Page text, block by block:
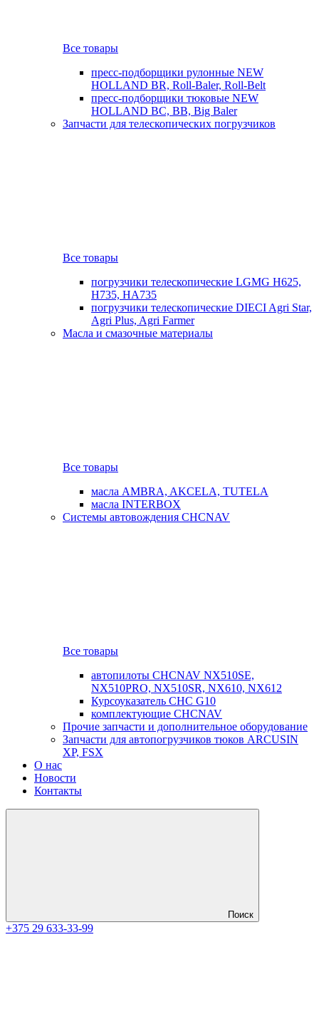
Все товары
пресс-подборщики рулонные NEW
HOLLAND BR, Roll-Baler, Roll-Belt
пресс-подборщики тюковые NEW
HOLLAND BC, BB, Big Baler
Запчасти для телескопических погрузчиков
Все товары
погрузчики телескопические LGMG H625,
H735, HA735
погрузчики телескопические DIECI Agri Star,
Agri Plus, Agri Farmer
Масла и смазочные материалы
Все товары
масла AMBRA, AKCELA, TUTELA
масла INTERBOX
Системы автовождения CHCNAV
Все товары
автопилоты CHCNAV NX510SE,
NX510PRO, NX510SR, NX610, NX612
Курсоуказатель CHC G10
комплектующие CHCNAV
Прочие запчасти и дополнительное оборудование
Запчасти для автопогрузчиков тюков ARCUSIN
XP, FSX
О нас
Новости
Контакты
Поиск
+375 29 633-33-99